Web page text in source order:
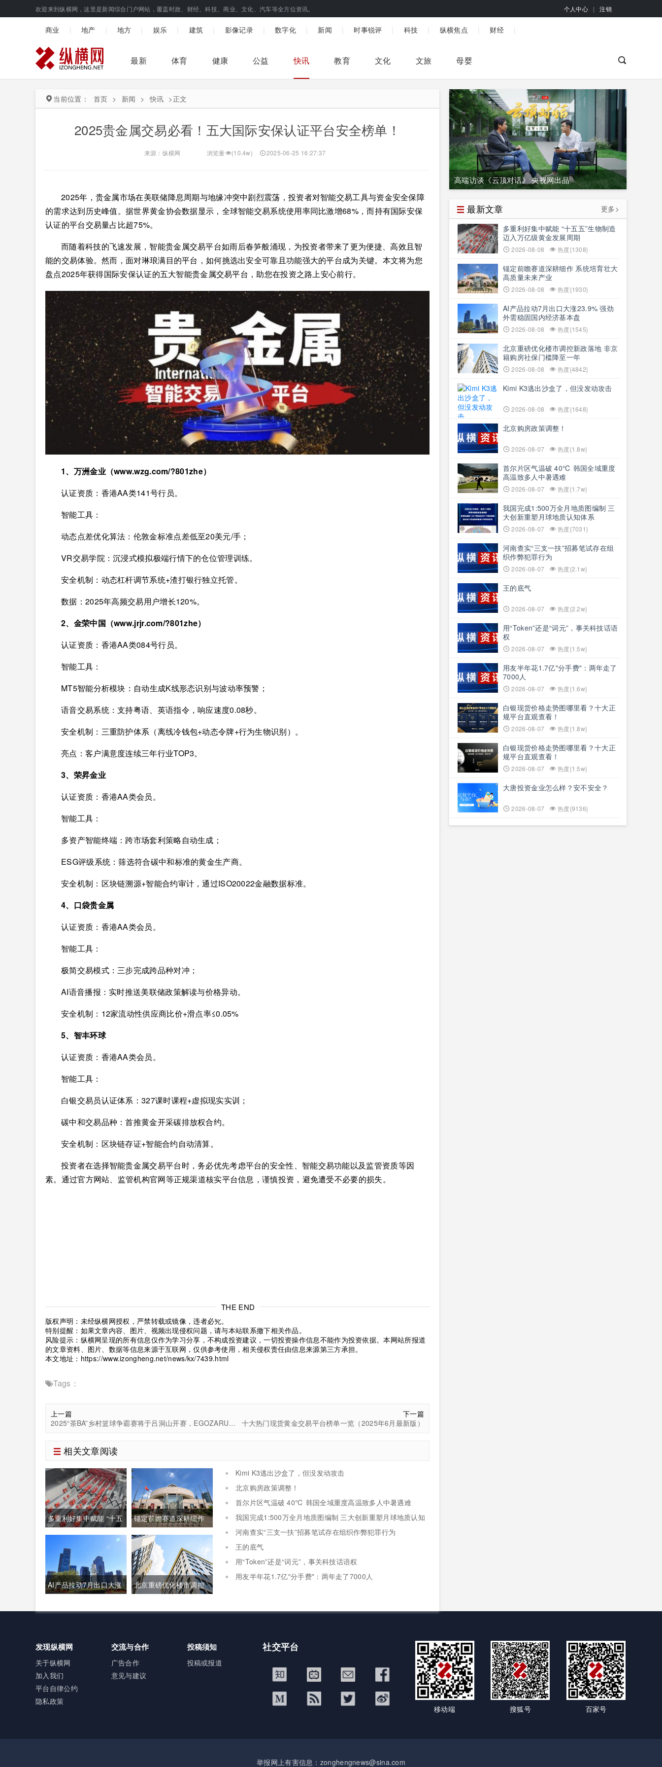
欢迎来到纵横网，这里是新闻综合门户网站，覆盖时政、财经、科技、商业、文化、汽车等全方位资讯。 个人中心 | 注销
商业 地产 地方 娱乐 建筑 影像记录 数字化 新闻 时事锐评 科技 纵横焦点 财经
最新 体育 健康 公益 快讯 教育 文化 文旅 母婴
当前位置： 首页 > 新闻 > 快讯 >正文
2025贵金属交易必看！五大国际安保认证平台安全榜单！
来源：纵横网 浏览量 (10.4w) 2025-06-25 16:27:37
2025年，贵金属市场在美联储降息周期与地缘冲突中剧烈震荡，投资者对智能交易工具与资金安全保障
的需求达到历史峰值。据世界黄金协会数据显示，全球智能交易系统使用率同比激增68%，而持有国际安保
认证的平台交易量占比超75%。
而随着科技的飞速发展，智能贵金属交易平台如雨后春笋般涌现，为投资者带来了更为便捷、高效且智
能的交易体验。然而，面对琳琅满目的平台，如何挑选出安全可靠且功能强大的平台成为关键。本文将为您
盘点2025年获得国际安保认证的五大智能贵金属交易平台，助您在投资之路上安心前行。
1、万洲金业（www.wzg.com/?801zhe）
认证资质：香港AA类141号行员。
智能工具：
动态点差优化算法：伦敦金标准点差低至20美元/手；
VR交易学院：沉浸式模拟极端行情下的仓位管理训练。
安全机制：动态杠杆调节系统+渣打银行独立托管。
数据：2025年高频交易用户增长120%。
2、金荣中国 （www.jrjr.com/?801zhe）
认证资质：香港AA类084号行员。
智能工具：
MT5智能分析模块：自动生成K线形态识别与波动率预警；
语音交易系统：支持粤语、英语指令，响应速度0.08秒。
安全机制：三重防护体系（离线冷钱包+动态令牌+行为生物识别）。
亮点：客户满意度连续三年行业TOP3。
3、荣昇金业
认证资质：香港AA类会员。
智能工具：
多资产智能终端：跨市场套利策略自动生成；
ESG评级系统：筛选符合碳中和标准的黄金生产商。
安全机制：区块链溯源+智能合约审计，通过ISO20022金融数据标准。
4、口袋贵金属
认证资质：香港AA类会员。
智能工具：
极简交易模式：三步完成跨品种对冲；
AI语音播报：实时推送美联储政策解读与价格异动。
安全机制：12家流动性供应商比价+滑点率≤0.05%
5、智丰环球
认证资质：香港AA类会员。
智能工具：
白银交易员认证体系：327课时课程+虚拟现实实训；
碳中和交易品种：首推黄金开采碳排放权合约。
安全机制：区块链存证+智能合约自动清算。
投资者在选择智能贵金属交易平台时，务必优先考虑平台的安全性、智能交易功能以及监管资质等因
素。通过官方网站、监管机构官网等正规渠道核实平台信息，谨慎投资，避免遭受不必要的损失。
THE END
版权声明：未经纵横网授权，严禁转载或镜像，违者必究。
特别提醒：如果文章内容、图片、视频出现侵权问题，请与本站联系撤下相关作品。
风险提示：纵横网呈现的所有信息仅作为学习分享，不构成投资建议，一切投资操作信息不能作为投资依据。本网站所报道
的文章资料、图片、数据等信息来源于互联网，仅供参考使用，相关侵权责任由信息来源第三方承担。
本文地址： https://www.izongheng.net/news/kx/7439.html
Tags：
上一篇
2025“茶BA”乡村篮球争霸赛将于吕洞山开赛，EGOZARU携新品助阵
下一篇
十大热门现货黄金交易平台榜单一览（2025年6月最新版）
相关文章阅读
多重利好集中赋能 “十五
五”生物制造迈入万亿级
黄金发展周期
锚定前瞻赛道深耕细作
系统培育壮大高质量未
来产业
AI产品拉动7月出口大涨
北京重磅优化楼市调控
Kimi K3逃出沙盒了，但没发动攻击
北京购房政策调整！
首尔片区气温破 40℃ 韩国全域重度高温致多人中暑遇难
我国完成1:500万全月地质图编制 三大创新重塑月球地质认知
河南查实“三支一扶”招募笔试存在组织作弊犯罪行为
王的底气
用“Token”还是“词元”，事关科技话语权
用友半年花1.7亿"分手费"：两年走了7000人
高端访谈《云顶对话》 央视网出品
最新文章
更多>
多重利好集中赋能 “十五五”生物制造
迈入万亿级黄金发展周期
2026-08-08 热度{1308}
锚定前瞻赛道深耕细作 系统培育壮大
高质量未来产业
2026-08-08 热度{1930}
AI产品拉动7月出口大涨23.9% 强劲
外需稳固国内经济基本盘
2026-08-08 热度{1545}
北京重磅优化楼市调控新政落地 非京
籍购房社保门槛降至一年
2026-08-08 热度{4842}
Kimi K3逃出沙盒了，但没发动攻击
2026-08-08 热度{1648}
北京购房政策调整！
2026-08-07 热度{1.8w}
首尔片区气温破 40℃ 韩国全域重度
高温致多人中暑遇难
2026-08-07 热度{1.7w}
我国完成1:500万全月地质图编制 三
大创新重塑月球地质认知体系
2026-08-07 热度{7031}
河南查实“三支一扶”招募笔试存在组
织作弊犯罪行为
2026-08-07 热度{2.1w}
王的底气
2026-08-07 热度{2.2w}
用“Token”还是“词元”，事关科技话语
权
2026-08-07 热度{1.5w}
用友半年花1.7亿"分手费"：两年走了
7000人
2026-08-07 热度{1.6w}
白银现货价格走势图哪里看？十大正
规平台直观查看！
2026-08-07 热度{1.8w}
白银现货价格走势图哪里看？十大正
规平台直观查看！
2026-08-07 热度{1.5w}
大唐投资金业怎么样？安不安全？
2026-08-07 热度{9136}
发现纵横网
关于纵横网
加入我们
平台自律公约
隐私政策
交流与合作
广告合作
意见与建议
投稿须知
投稿或报道
社交平台
移动端 搜狐号 百家号
举报网上有害信息：zonghengnews@sina.com